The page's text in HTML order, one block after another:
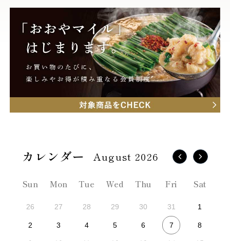
August 2026
Sun Mon Tue Wed Thu Fri Sat
26 27 28 29 30 31 1
2 3 4 5 6 7 8